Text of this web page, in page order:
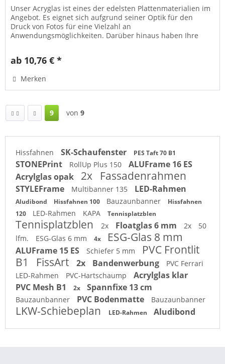
Unser Acryglas ist eines der edelsten Plattenmaterialien im
Angebot. Es eignet sich aufgrund seiner Optik für den
Druck von Fotos für eine Vielzahl an
Anwendungsmöglichkeiten. Darüber hinaus haben Ihre
ab 10,76 € *
Merken
9 von 9
Hissfahnen SK-Schaufenster PES Taft 70 B1
STONEPrint RollUp Plus 150
ALUFrame 16 ES
Acrylglas opak
2x Fassadenrahmen
STYLEFrame Multibanner 135 LED-Rahmen
Aludibond Hissfahnen 100 Bauzaunbanner
Hissfahnen
120
LED-Rahmen KAPA Tennisplatzblen
Tennisplatzblen 2x Floatglas 6 mm 2x
50
lfm.
ESG-Glas 6 mm 4x ESG-Glas 8 mm
ALUFrame 15 ES Schiefer 5 mm
PVC Frontlit
B1
FissArt 2x Bandenwerbung
PVC Ferrari
LED-Rahmen
PVC-Hartschaump
Acrylglas klar
PVC Mesh B1
2x Spannfixe 13 cm
Bauzaunbanner PVC Bodenmatte Bauzaunbanner
LKW-Schiebeplan LED-Rahmen Aludibond